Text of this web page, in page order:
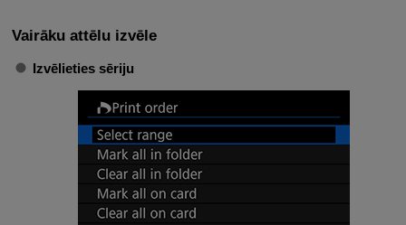
Vairāku attēlu izvēle
Izvēlieties sēriju